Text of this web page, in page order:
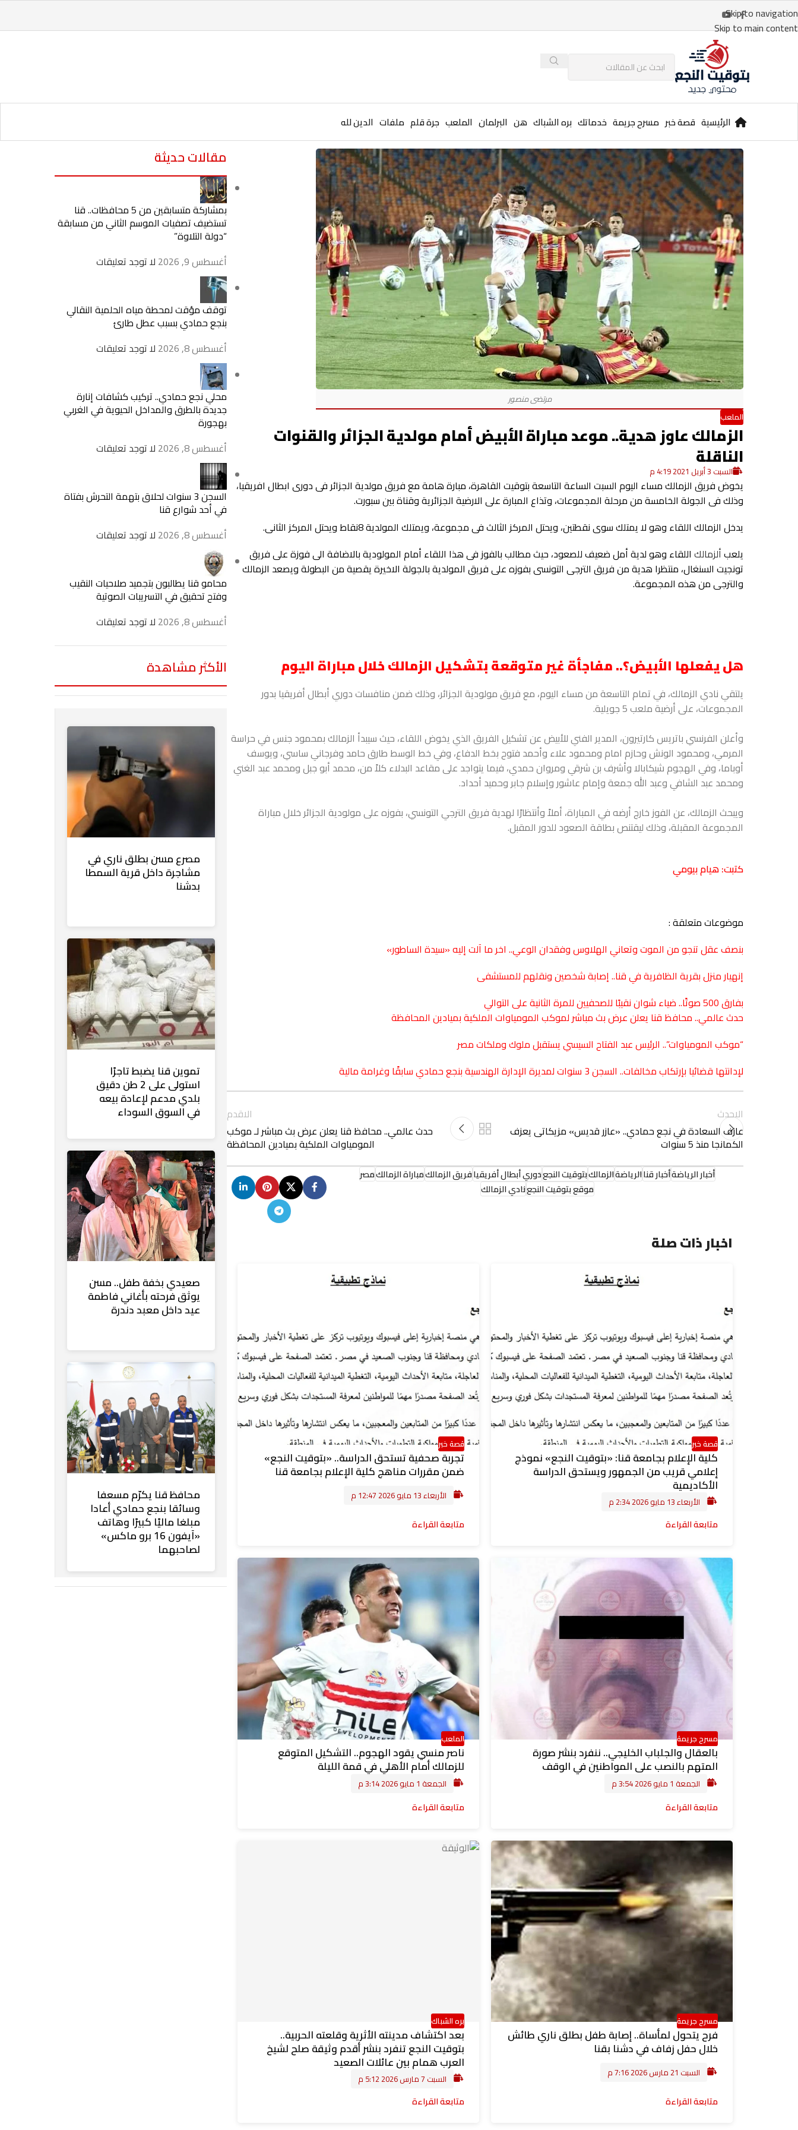
Skip to navigation
Skip to main content
الرئيسية قصة خبر مسرح جريمة خدماتك بره الشباك هن البرلمان الملعب جرة قلم ملفات الدين لله
الملعب
الزمالك عاوز هدية.. موعد مباراة الأبيض أمام مولدية الجزائر والقنوات
الناقلة
السبت 3 أبريل 2021 4:19 م
يخوض فريق الزمالك مساء اليوم السبت الساعة التاسعة بتوقيت القاهرة، مبارة هامة مع فريق مولدية الجزائر فى دورى ابطال افريقيا،
وذلك فى الجولة الخامسة من مرحلة المجموعات، وتذاع المبارة على الارضية الجزائرية وقناة بين سبورت.
يدخل الزمالك اللقاء وهو لا يمتلك سوى نقطتين، ويحتل المركز الثالث فى مجموعة، ويمتلك المولدية 8نقاط ويحتل المركز الثانى.
يلعبألزمالك اللقاء وهو لدية أمل ضعيف للصعود، حيث مطالب بالفوز فى هذا اللقاء أمام المولودية بالاضافة الى فوزة على فريق
تونجيت السنغال، منتظرا هدية من فريق الترجى التونسى بفوزه على فريق المولدية بالجولة الاخيرة يقصية من البطولة ويصعد الزمالك
والترجى من هذه المجموعة.
هل يفعلها الأبيض؟.. مفاجأة غير متوقعة بتشكيل الزمالك خلال مباراة اليوم
يلتقي نادي الزمالك، في تمام التاسعة من مساء اليوم، مع فريق مولودية الجزائر، وذلك ضمن منافسات دوري أبطال أفريقيا بدور
المجموعات، على أرضية ملعب 5 جويلية.
وأعلن الفرنسي باتريس كارتيرون، المدير الفني للأبيض عن تشكيل الفريق الذي يخوض اللقاء، حيث سيبدأ الزمالك بمحمود جنس في حراسة
المرمي، ومحمود الونش وحازم امام ومحمود علاء وأحمد فتوح بخط الدفاع، وفي خط الوسط طارق حامد وفرجاني ساسي، ويوسف
أوباما، وفي الهجوم شيكابالا وأشرف بن شرقي ومروان حمدي، فيما يتواجد على مقاعد البدلاء كلاً من، محمد أبو جبل ومحمد عبد الغني
ومحمد عبد الشافي وعبد الله جمعة وإمام عاشور وإسلام جابر وحميد أحداد.
ويبحث الزمالك، عن الفوز خارج أرضه في المباراة، أملاً وأنتظارًا لهدية فريق الترجي التونسي، بفوزه على مولودية الجزائر خلال مباراة
المجموعة المقبلة، وذلك ليقتنص بطاقة الصعود للدور المقبل.
كتبت: هيام بيومي
موضوعات متعلقة :
بنصف عقل تنجو من الموت وتعاني الهلاوس وفقدان الوعي.. اخر ما آلت إليه «سيدة الساطور»
إنهيار منزل بقرية الظافرية في قنا.. إصابة شخصين ونقلهم للمستشفى
بفارق 500 صوتًا.. ضياء شوان نقيبًا للصحفيين للمرة الثانية على التوالي
حدث عالمي.. محافظ قنا يعلن عرض بث مباشر لموكب المومياوات الملكية بميادين المحافظة
“موكب المومياوات”.. الرئيس عبد الفتاح السيسي يستقبل ملوك وملكات مصر
لإدانتها قضائيا بإرتكاب مخالفات.. السجن 3 سنوات لمديرة الإدارة الهندسية بنجع حمادي سابقًا وغرامة مالية
الاحدث
عازف السعادة في نجع حمادي.. «عازر قديس» مزيكاتى يعزف
الكمانجا منذ 5 سنوات
الاقدم
حدث عالمي.. محافظ قنا يعلن عرض بث مباشر لـ موكب
المومياوات الملكية بميادين المحافظة
أخبار الرياضةأخبار قناالرياضةالزمالكبتوقيت النجعدوري أبطال أفريقيافريق الزمالكمباراة الزمالكمصر
موقع بتوقيت النجعنادي الزمالك
اخبار ذات صلة
قصة خبر
كلية الإعلام بجامعة قنا: «بتوقيت النجع» نموذج
إعلامي قريب من الجمهور ويستحق الدراسة
الأكاديمية
الأربعاء 13 مايو 2026 2:34 م
متابعة القراءة
قصة خبر
تجربة صحفية تستحق الدراسة.. «بتوقيت النجع»
ضمن مقررات مناهج كلية الإعلام بجامعة قنا
الأربعاء 13 مايو 2026 12:47 م
متابعة القراءة
مسرح جريمة
بالعقال والجلباب الخليجي.. ننفرد بنشر صورة
المتهم بالنصب على المواطنين في الوقف
الجمعة 1 مايو 2026 3:54 م
متابعة القراءة
الملعب
ناصر منسي يقود الهجوم.. التشكيل المتوقع
للزمالك أمام الأهلي في قمة الليلة
الجمعة 1 مايو 2026 3:14 م
متابعة القراءة
مسرح جريمة
فرح يتحول لمأساة.. إصابة طفل بطلق ناري طائش
خلال حفل زفاف في دشنا بقنا
السبت 21 مارس 2026 7:16 م
متابعة القراءة
بره الشباك
بعد اكتشاف مدينته الأثرية وقلعته الحربية..
بتوقيت النجع تنفرد بنشر أقدم وثيقة صلح لشيخ
العرب همام بين عائلات الصعيد
السبت 7 مارس 2026 5:12 م
متابعة القراءة
مقالات حديثة
بمشاركة متسابقين من 5 محافظات.. قنا
تستضيف تصفيات الموسم الثاني من مسابقة
“دولة التلاوة”
أغسطس 9, 2026
لا توجد تعليقات
توقف مؤقت لمحطة مياه الحلمية النقالي
بنجع حمادي بسبب عطل طارئ
أغسطس 8, 2026
لا توجد تعليقات
محلي نجع حمادي.. تركيب كشافات إنارة
جديدة بالطرق والمداخل الحيوية في الغربي
بهجورة
أغسطس 8, 2026
لا توجد تعليقات
السجن 3 سنوات لحلاق بتهمة التحرش بفتاة
في أحد شوارع قنا
أغسطس 8, 2026
لا توجد تعليقات
محامو قنا يطالبون بتجميد صلاحيات النقيب
وفتح تحقيق في التسريبات الصوتية
أغسطس 8, 2026
لا توجد تعليقات
الأكثر مشاهدة
مصرع مسن بطلق ناري في
مشاجرة داخل قرية السمطا
بدشنا
تموين قنا يضبط تاجرًا
استولى على 2 طن دقيق
بلدي مدعم لإعادة بيعه
في السوق السوداء
صعيدي بخفة طفل.. مسن
يوثق فرحته بأغاني فاطمة
عيد داخل معبد دندرة
محافظ قنا يكرّم مسعفا
وسائقا بنجع حمادي أعادا
مبلغا ماليًا كبيرًا وهاتف
«آيفون 16 برو ماكس»
لصاحبهما